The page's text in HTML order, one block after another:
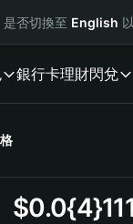
是否切換至 English
銀行卡理財閃兌
$